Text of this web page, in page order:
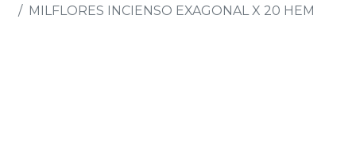
MILFLORES INCIENSO EXAGONAL X 20 HEM